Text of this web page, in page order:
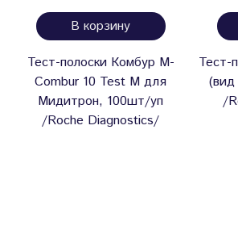
В корзину
Тест-полоски Комбур М-
Combur 10 Test M для
Мидитрон, 100шт/уп
/Roche Diagnostics/
Тест-
/